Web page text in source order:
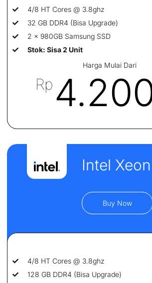
4/8 HT Cores @ 3.8ghz
32 GB DDR4 (Bisa Upgrade)
2 x 980GB Samsung SSD
Stok: Sisa 2 Unit
Harga Mulai Dari
Rp
Intel Xeon
Buy Now
4/8 HT Cores @ 3.8ghz
128 GB DDR4 (Bisa Upgrade)